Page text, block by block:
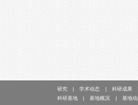
研究 学术动态 科研成果
科研基地
基地概况 基地